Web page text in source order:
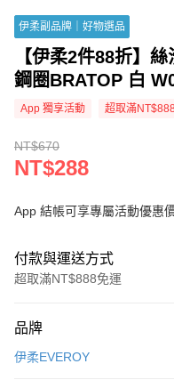
伊柔副品牌｜好物選品
【伊柔2件88折】
鋼圈BRATOP 白
App 獨享活動 超取滿
NT$670
NT$288
App 結帳可享專屬活動優惠
付款與運送方式
超取滿NT$888免運
信用卡一次付款
品牌
伊柔EVEROY